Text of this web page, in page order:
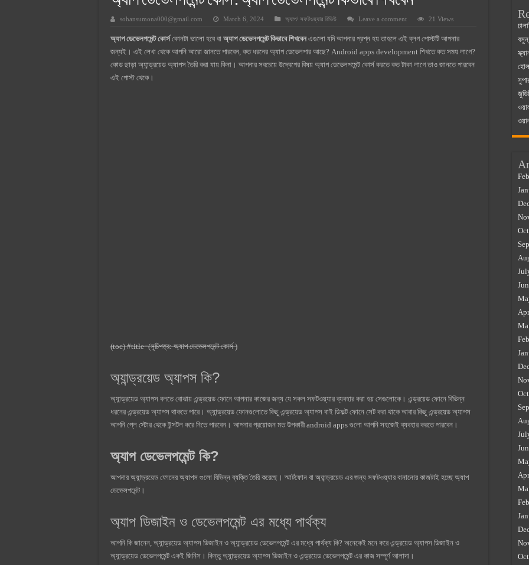
সুপারক্রিট সিমেন্ট দাম ২০২৫
জুডিশিয়াল ম্যাজিস্ট্রেট কি? জুডিশিয়াল ম্যাজিস্ট্রেট এর সুযোগ সুবিধা
ওয়ালটন মোবাইল কিস্তিতে কেনার নিয়ম ২০২৫
ওয়ালটন টিভি কিস্তিতে কেনার নিয়ম ২০২৫
sohansumona000@gmail.com March 6, 2024 অ্যাপ/ সফটওয়্যার রিভিউ Leave a comment 21 Views
অ্যাপ ডেভেলপমেন্ট কোর্সকোনটা ভালো হবে বা অ্যাপ ডেভেলপমেন্ট কিভাবে শিখবেনএগুলো যদি আপনার প্রশ্ন হয় তাহলে এই ব্লগ পোস্টটি আপনার
জন্যই। এই লেখা থেকে আপনি আরো জানতে পারবেন, কত ধরনের অ্যাপ ডেভেলপার আছে? Android apps development শিখতে কত সময় লাগে?
কোড ছাড়া অ্যান্ড্রয়েড অ্যাপস তৈরি করা যায় কিনা। আপনার সবচেয়ে উদ্বেগের বিষয় অ্যাপ ডেভেলপমেন্ট কোর্স করতে কত টাকা লাগে তাও জানতে পারবেন
এই পোস্ট থেকে।
(toc) #title=(সূচিপত্র: অ্যাপ ডেভেলপমেন্ট কোর্স )
অ্যান্ড্রয়েড অ্যাপস কি?
অ্যান্ড্রয়েড অ্যাপস বলতে বোঝায় এন্ড্রয়েড ফোনে আপনার কাজের জন্য যে সকল সফটওয়্যার ব্যবহার করা হয় সেগুলোকে। এন্ড্রয়েড ফোনে বিভিন্ন
ধরনের এন্ড্রয়েড অ্যাপস থাকতে পারে। অ্যান্ড্রয়েড ফোনগুলোতে কিছু এন্ড্রয়েড অ্যাপস বাই ডিফল্ট ফোনে সেট করা থাকে আবার কিছু এন্ড্রয়েড অ্যাপস
আপনি প্লে স্টোর থেকে ইন্সটল করে নিতে পারবেন। আপনার প্রয়োজন মত উপকারী android apps গুলো আপনি সহজেই ব্যবহার করতে পারবেন।
অ্যাপ ডেভেলপমেন্ট কি?
আপনার অ্যান্ড্রয়েড ফোনের অ্যাপস গুলো বিভিন্ন ব্যক্তি তৈরি করেছে। স্মার্টফোন বা অ্যান্ড্রয়েড এর জন্য সফটওয়্যার বানানোর কাজটাই হচ্ছে অ্যাপ
ডেভেলপমেন্ট।
অ্যাপ ডিজাইন ও ডেভেলপমেন্ট এর মধ্যে পার্থক্য
আপনি কি জানেন, অ্যান্ড্রয়েড অ্যাপস ডিজাইন ও অ্যান্ড্রয়েড ডেভেলপমেন্ট এর মধ্যে পার্থক্য কি? অনেকেই মনে করে এন্ড্রয়েড অ্যাপস ডিজাইন ও
অ্যান্ড্রয়েড ডেভেলপমেন্ট একই জিনিস। কিন্তু অ্যান্ড্রয়েড অ্যাপস ডিজাইন ও এন্ড্রয়েড ডেভেলপমেন্ট এর কাজ সম্পূর্ণ আলাদা।